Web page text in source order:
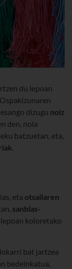
du lepoan
dizugu noiz
den, nola
batzuetan, eta,
.
eta otsailaren
sanblas-
koloretako
bat jartzea
bedeinkatua,